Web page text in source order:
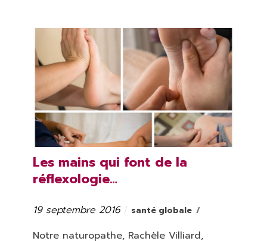
Les mains qui font de la
réflexologie…
Publié
19 septembre 2016 Catégories
santé globale
Notre naturopathe, Rachèle Villiard,